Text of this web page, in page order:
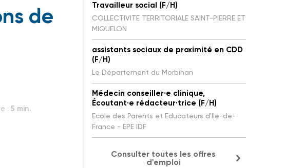
de
: 5 min.
Travailleur social (F/H)
COLLECTIVITE TERRITORIALE SAINT-PIERRE ET
MIQUELON
assistants sociaux de proximité en CDD
(F/H)
Le Département du Morbihan
Médecin conseiller·e clinique,
Écoutant·e rédacteur·trice (F/H)
Ecole des Parents et Educateurs d'Ile-de-
France - EPE IDF
Consulter toutes les offres
d'emploi